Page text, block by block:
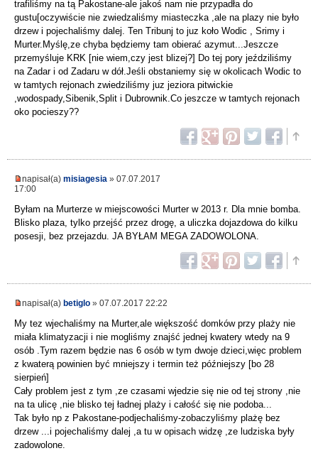
trafiliśmy na tą Pakostane-ale jakoś nam nie przypadła do
gustu[oczywiście nie zwiedzaliśmy miasteczka ,ale na plazy nie było
drzew i pojechaliśmy dalej. Ten Tribunj to juz koło Wodic , Srimy i
Murter.Myślę,ze chyba będziemy tam obierać azymut...Jeszcze
przemyśluje KRK [nie wiem,czy jest blizej?] Do tej pory jeździliśmy
na Zadar i od Zadaru w dół.Jeśli obstaniemy się w okolicach Wodic to
w tamtych rejonach zwiedziliśmy juz jeziora pitwickie
,wodospady,Sibenik,Split i Dubrownik.Co jeszcze w tamtych rejonach
oko pocieszy??
napisał(a) misiagesia » 07.07.2017
17:00
Byłam na Murterze w miejscowości Murter w 2013 r. Dla mnie bomba.
Blisko plaza, tylko przejść przez drogę, a uliczka dojazdowa do kilku
posesji, bez przejazdu. JA BYŁAM MEGA ZADOWOLONA.
napisał(a) betiglo » 07.07.2017 22:22
My tez wjechaliśmy na Murter,ale większość domków przy plaży nie
miała klimatyzacji i nie mogliśmy znajść jednej kwatery wtedy na 9
osób .Tym razem będzie nas 6 osób w tym dwoje dzieci,więc problem
z kwaterą powinien być mniejszy i termin też późniejszy [bo 28
sierpień]
Cały problem jest z tym ,ze czasami wjedzie się nie od tej strony ,nie
na ta ulicę ,nie blisko tej ładnej plaży i całość się nie podoba...
Tak było np z Pakostane-podjechaliśmy-zobaczyliśmy plażę bez
drzew ...i pojechaliśmy dalej ,a tu w opisach widzę ,ze ludziska były
zadowolone.